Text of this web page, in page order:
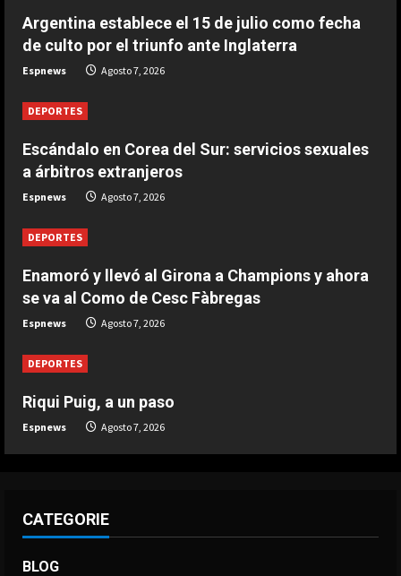
Enamoró y llevó al Girona a
Champions y ahora se va al Como
de Cesc Fàbregas
3
Escándalo en Corea del Sur:
servicios sexuales a árbitros
extranjeros
4
como fecha de culto por el triunfo
ante Inglaterra
Agosto 7, 2026
Turquía
Agosto 7, 2026
Argentina establece el 15 de julio como fecha
de culto por el triunfo ante Inglaterra
Espnews Agosto 7, 2026
DEPORTES
Escándalo en Corea del Sur: servicios sexuales
a árbitros extranjeros
Espnews Agosto 7, 2026
DEPORTES
Enamoró y llevó al Girona a Champions y ahora
se va al Como de Cesc Fàbregas
Espnews Agosto 7, 2026
DEPORTES
Riqui Puig, a un paso
Espnews Agosto 7, 2026
CATEGORIE
BLOG